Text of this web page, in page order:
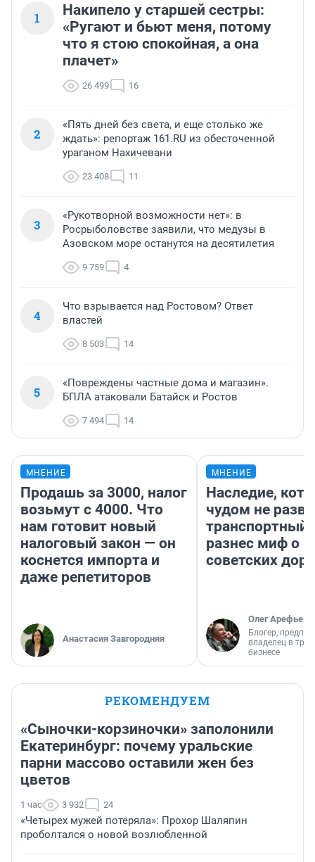
1
Накипело у старшей сестры:
«Ругают и бьют меня, потому
что я стою спокойная, а она
плачет»
26 499 16
2
«Пять дней без света, и еще столько же
ждать»: репортаж 161.RU из обесточенной
ураганом Нахичевани
23 408 11
3
«Рукотворной возможности нет»: в
Росрыболовстве заявили, что медузы в
Азовском море останутся на десятилетия
9 759 4
4
Что взрывается над Ростовом? Ответ
властей
8 503 14
5
«Повреждены частные дома и магазин».
БПЛА атаковали Батайск и Ростов
7 494 14
МНЕНИЕ
Продашь за 3000, налог
возьмут с 4000. Что
нам готовит новый
налоговый закон — он
коснется импорта и
даже репетиторов
Анастасия Завгородняя
МНЕНИЕ
Наследие,
чудом не
транспортный
разнес миф о
советских
Олег Арефьев
Блогер,
владелец в
бизнесе
РЕКОМЕНДУЕМ
«Сыночки-корзиночки» заполонили
Екатеринбург: почему уральские
парни массово оставили жен без
цветов
1 час 3 932 24
«Четырех мужей потеряла»: Прохор Шаляпин
проболтался о новой возлюбленной